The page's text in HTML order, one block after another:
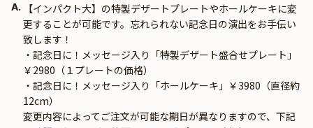
A.
【インパクト大】の特製デザートプレートやホールケーキに変
更することが可能です。忘れられない記念日の演出をお手伝い
致します！
・記念日に！メッセージ入り「特製デザート盛合せプレート」
￥2980（１プレートの価格）
・記念日に！メッセージ入り「ホールケーキ」￥3980（直径約
12cm）
変更内容によってご注文が可能な期日が異なりますので、下記